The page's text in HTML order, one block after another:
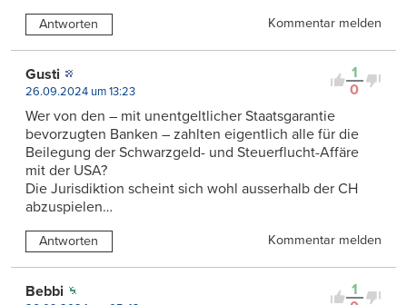
Antworten Kommentar melden
1
0
Gusti
26.09.2024 um 13:23
Wer von den – mit unentgeltlicher Staatsgarantie
bevorzugten Banken – zahlten eigentlich alle für die
Beilegung der Schwarzgeld- und Steuerflucht-Affäre
mit der USA?
Die Jurisdiktion scheint sich wohl ausserhalb der CH
abzuspielen…
Antworten Kommentar melden
1
Bebbi